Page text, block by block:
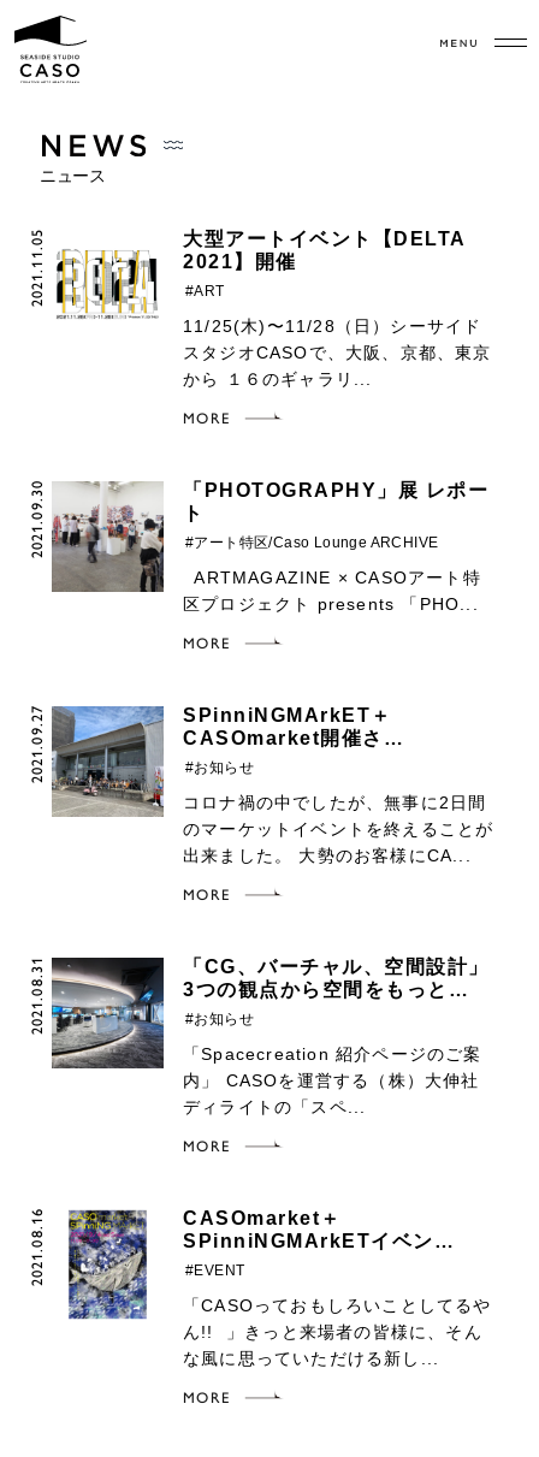
ニュース
2021.11.05
大型アートイベント【DELTA
2021】開催
#ART
11/25(木)〜11/28（日）シーサイド
スタジオCASOで、大阪、京都、東京
から １６のギャラリ...
MORE
2021.09.30
「PHOTOGRAPHY」展 レポー
ト
#アート特区/Caso Lounge ARCHIVE
ARTMAGAZINE × CASOアート特
区プロジェクト presents 「PHO...
MORE
2021.09.27
SPinniNGMArkET＋
CASOmarket開催さ…
#お知らせ
コロナ禍の中でしたが、無事に2日間
のマーケットイベントを終えることが
出来ました。 大勢のお客様にCA...
MORE
2021.08.31
「CG、バーチャル、空間設計」
3つの観点から空間をもっと…
#お知らせ
「Spacecreation 紹介ページのご案
内」 CASOを運営する（株）大伸社
ディライトの「スペ...
MORE
2021.08.16
CASOmarket＋
SPinniNGMArkETイベン…
#EVENT
「CASOっておもしろいことしてるや
ん!! 」きっと来場者の皆様に、そん
な風に思っていただける新し...
MORE